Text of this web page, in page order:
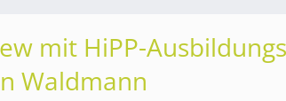
mit HiPP-
Waldmann